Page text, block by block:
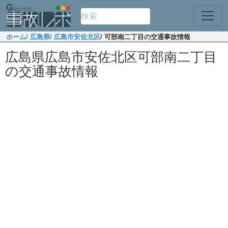
ホーム/ 広島県/ 広島市安佐北区/ 可部南二丁目の交通事故情報
広島県広島市安佐北区可部南二丁目
の交通事故情報